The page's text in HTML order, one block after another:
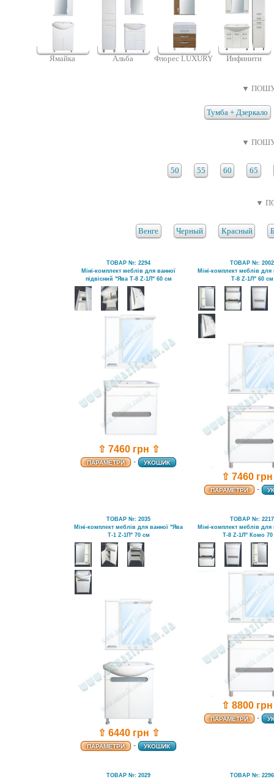
Ямайка Альба Флорес LUXURY Инфинити
▼
Тумба + Дзеркало
▼
50 55 60 65
▼
Венге Черный Красный
ТОВАР №: 2294
Міні-комплект меблів для ванної
підвісний "Ява Т-8 Z-1Л" 60 см
⇧ 7460 грн ⇧
ПАРАМЕТРИ - УКОШИК
ТОВАР №: 2002
Міні-комплект меблів для
Т-8 Z-1Л" 60 см
⇧ 7460
ПАРАМЕТРИ -
ТОВАР №: 2035
Міні-комплект меблів для ванної "Ява
Т-1 Z-1П" 70 см
⇧ 6440 грн ⇧
ПАРАМЕТРИ - УКОШИК
ТОВАР №: 2217
Міні-комплект меблів для
Т-8 Z-1Л" Комо 70
⇧ 8800
ПАРАМЕТРИ -
ТОВАР №: 2029
ТОВАР №: 2296